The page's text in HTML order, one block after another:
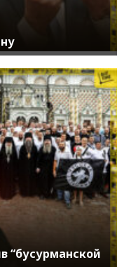
“бусурманской